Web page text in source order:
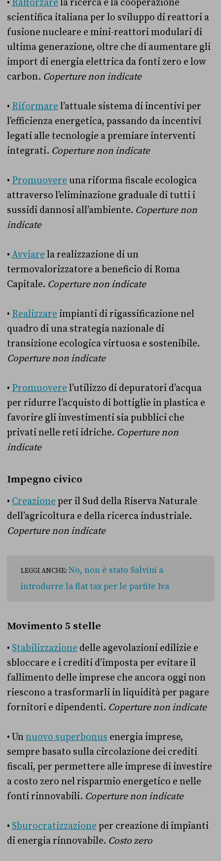
• Rafforzare la ricerca e la cooperazione
scientifica italiana per lo sviluppo di reattori a
fusione nucleare e mini-reattori modulari di
ultima generazione, oltre che di aumentare gli
import di energia elettrica da fonti zero e low
carbon. Coperture non indicate
• Riformare l’attuale sistema di incentivi per
l’efficienza energetica, passando da incentivi
legati alle tecnologie a premiare interventi
integrati. Coperture non indicate
• Promuovere una riforma fiscale ecologica
attraverso l’eliminazione graduale di tutti i
sussidi dannosi all’ambiente. Coperture non
indicate
• Avviare la realizzazione di un
termovalorizzatore a beneficio di Roma
Capitale. Coperture non indicate
• Realizzare impianti di rigassificazione nel
quadro di una strategia nazionale di
transizione ecologica virtuosa e sostenibile.
Coperture non indicate
• Promuovere l’utilizzo di depuratori d’acqua
per ridurre l’acquisto di bottiglie in plastica e
favorire gli investimenti sia pubblici che
privati nelle reti idriche. Coperture non
indicate
Impegno civico
• Creazione per il Sud della Riserva Naturale
dell’agricoltura e della ricerca industriale.
Coperture non indicate
LEGGI ANCHE: No, non è stato Salvini a
introdurre la flat tax per le partite Iva
Movimento 5 stelle
• Stabilizzazione delle agevolazioni edilizie e
sbloccare e i crediti d’imposta per evitare il
fallimento delle imprese che ancora oggi non
riescono a trasformarli in liquidità per pagare
fornitori e dipendenti. Coperture non indicate
• Unnuovo superbonus energia imprese,
sempre basato sulla circolazione dei crediti
fiscali, per permettere alle imprese di investire
a costo zero nel risparmio energetico e nelle
fonti rinnovabili. Coperture non indicate
• Sburocratizzazione per creazione di impianti
di energia rinnovabile. Costo zero